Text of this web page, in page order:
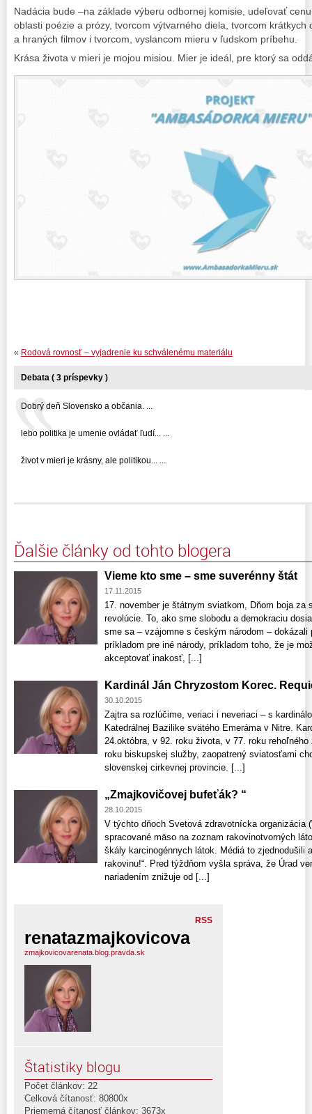
Nadácia bude –na základe výberu odbornej komisie, udeľovať
oblasti poézie a prózy, tvorcom výtvarného diela, tvorcom krátkych
a hraných filmov i tvorcom, vyslancom mieru v ľudskom príbehu.
Krása života v mieri je mojou misiou. Mier je ideál, pre ktorý sa
« Rodová rovnosť – vyjadrenie ku schválenému materiálu
Debata ( 3 príspevky )
Dobrý deň Slovensko a občania. ...
lebo politika je umenie ovládať ľudí... ...
život v mieri je krásny, ale politikou... ...
Ďalšie články od tohto blogera
Vieme kto sme – sme suverénny štát
17.11.2015
17. november je štátnym sviatkom, Dňom boja za
revolúcie. To, ako sme slobodu a demokraciu
sme sa – vzájomne s českým národom –
príkladom pre iné národy, príkladom toho, že je
akceptovať inakosť, [...]
Kardinál Ján Chryzostom Korec.
30.10.2015
Zajtra sa rozlúčime, veriaci i neveriaci – s
Katedrálnej Bazilike svätého Emeráma v Nitre.
24.októbra, v 92. roku života, v 77. roku
roku biskupskej služby, zaopatrený sviatosťami
slovenskej cirkevnej provincie. [...]
„Zmajkovičovej bufeťák? “
28.10.2015
V týchto dňoch Svetová zdravotnícka organizácia
spracované mäso na zoznam rakovinotvorných
škály karcinogénnych látok. Médiá to zjednodušili
rakovinu!“. Pred týždňom vyšla správa, že Úrad
nariadením znižuje od [...]
RSS
renatazmajkovicova
zmajkovicovarenata.blog.pravda.sk
Štatistiky blogu
Počet článkov: 22
Celková čítanosť: 80800x
Priemerná čítanosť článkov: 3673x